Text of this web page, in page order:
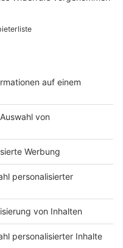
Schweine